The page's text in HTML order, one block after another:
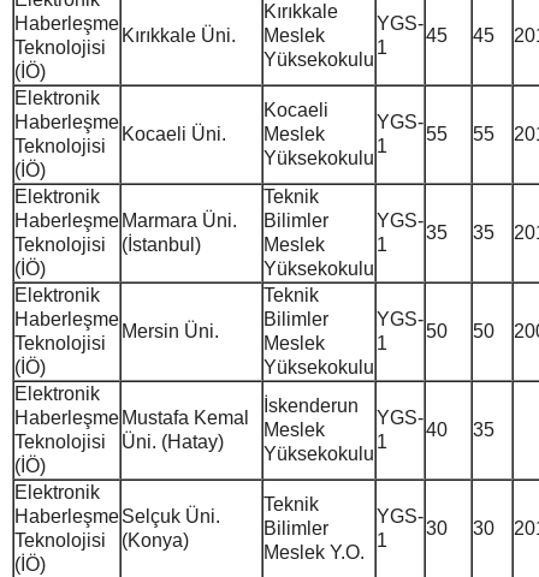
Haberleşme
Teknolojisi
(İÖ)
Kırıkkale Üni.
Kırıkkale
Meslek
Yüksekokulu
YGS-
1
45 45
Elektronik
Haberleşme
Teknolojisi
(İÖ)
Kocaeli Üni.
Kocaeli
Meslek
Yüksekokulu
YGS-
1
55 55
Elektronik
Haberleşme
Teknolojisi
(İÖ)
Marmara Üni.
(İstanbul)
Teknik
Bilimler
Meslek
Yüksekokulu
YGS-
1
35 35
Elektronik
Haberleşme
Teknolojisi
(İÖ)
Mersin Üni.
Teknik
Bilimler
Meslek
Yüksekokulu
YGS-
1
50 50
Elektronik
Haberleşme
Teknolojisi
(İÖ)
Mustafa Kemal
Üni. (Hatay)
İskenderun
Meslek
Yüksekokulu
YGS-
1
40 35
Elektronik
Haberleşme
Teknolojisi
(İÖ)
Selçuk Üni.
(Konya)
Teknik
Bilimler
Meslek Y.O.
YGS-
1
30 30